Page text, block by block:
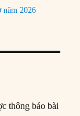
năm 2026
thông báo bài